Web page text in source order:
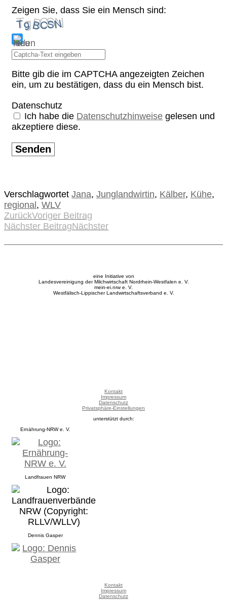
Zeigen Sie, dass Sie ein Mensch sind:
Bitte gib die im CAPTCHA angezeigten Zeichen
ein, um zu bestätigen, dass du ein Mensch bist.
Datenschutz
Ich habe die Datenschutzhinweise gelesen und
akzeptiere diese.
Senden
Verschlagwortet Jana, Junglandwirtin, Kälber, Kühe,
regional, WLV
ZurückVoriger Beitrag
Nächster BeitragNächster
eine Initiative von
Landesvereinigung der Milchwirtschaft Nordrhein-Westfalen e. V.
mein-ei.nrw e. V.
Westfälisch-Lippischer Landwirtschaftsverband e. V.
Kontakt
Impressum
Datenschutz
Privatsphäre-Einstellungen
unterstützt durch:
Ernährung-NRW e. V.
Landfrauen NRW
Dennis Gasper
Kontakt
Impressum
Datenschutz